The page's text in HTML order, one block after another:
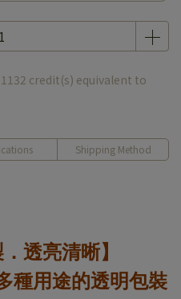
1132 credit(s) equivalent to
Shipping Method
透亮清晰】
種用途的透明包裝